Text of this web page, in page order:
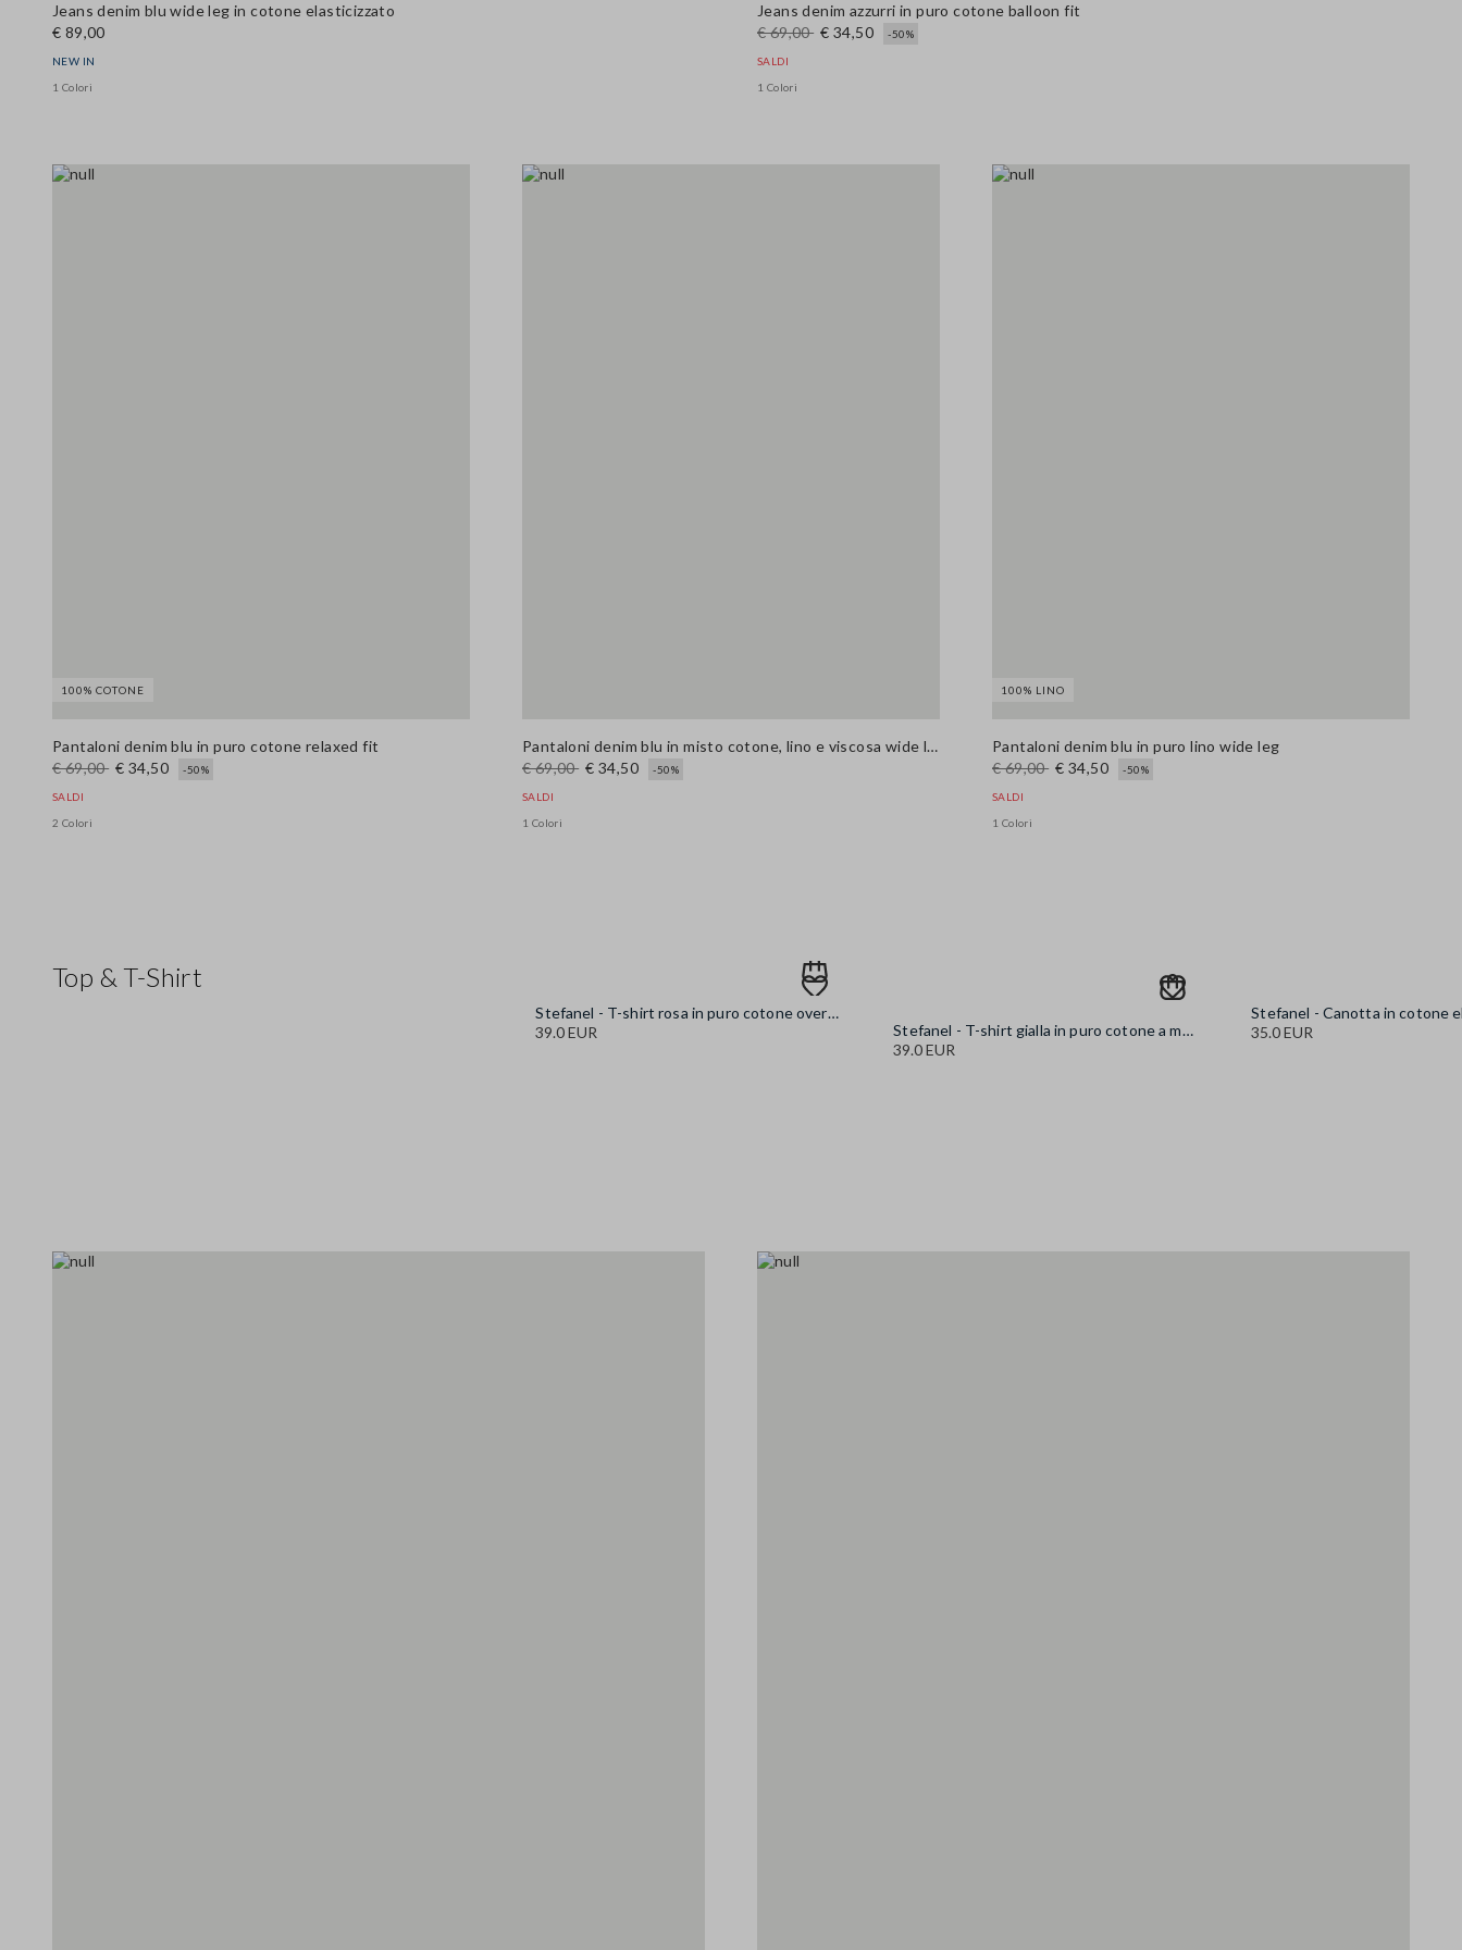
Jeans denim blu wide leg in cotone elasticizzato
€ 89,00
NEW IN
1 Colori
Jeans denim azzurri in puro cotone balloon fit
€ 69,00 € 34,50 -50%
SALDI
1 Colori
100% COTONE
Pantaloni denim blu in puro cotone relaxed fit
€ 69,00 € 34,50 -50%
SALDI
2 Colori
Pantaloni denim blu in misto cotone, lino e viscosa wide leg
€ 69,00 € 34,50 -50%
SALDI
1 Colori
100% LINO
Pantaloni denim blu in puro lino wide leg
€ 69,00 € 34,50 -50%
SALDI
1 Colori
Top & T-Shirt
Stefanel - T-shirt rosa in puro cotone oversize fit con stampa, Donna, Rosa
39.0 EUR
Stefanel - T-shirt gialla in puro cotone a maniche corte oversize fit con scritta, Donna, Giallo
39.0 EUR
35.0 EUR